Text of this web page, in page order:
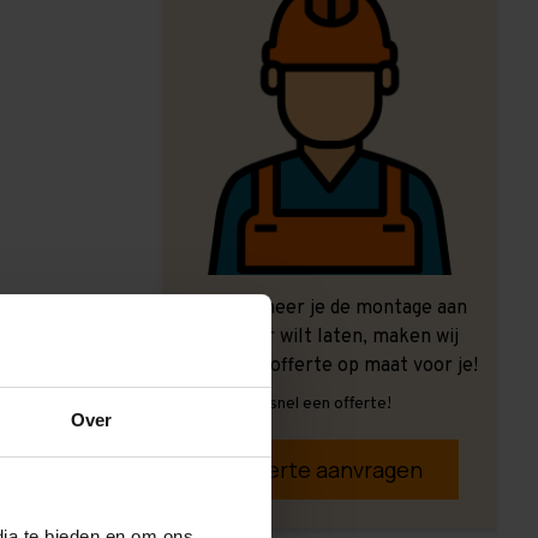
Over
Ook wanneer je de montage aan
ons over wilt laten, maken wij
graag een offerte op maat voor je!
Vrijblijvend, snel een offerte!
Offerte aanvragen